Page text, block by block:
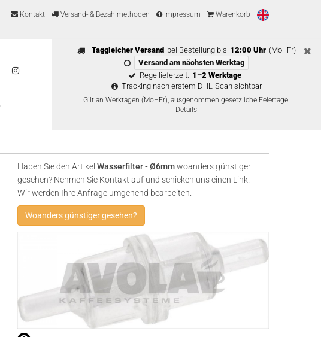
Kontakt Versand- & Bezahlmethoden Impressum Warenkorb
Taggleicher Versand bei Bestellung bis 12:00 Uhr (Mo–Fr)
Versand am nächsten Werktag
Regellieferzeit: 1–2 Werktage
Tracking nach erstem DHL-Scan sichtbar
Gilt an Werktagen (Mo–Fr), ausgenommen gesetzliche Feiertage.
Details
Haben Sie den Artikel Wasserfilter - Ø6mmwoanders günstiger
gesehen? Nehmen Sie Kontakt auf und schicken uns einen Link.
Wir werden Ihre Anfrage umgehend bearbeiten.
Woanders günstiger gesehen?